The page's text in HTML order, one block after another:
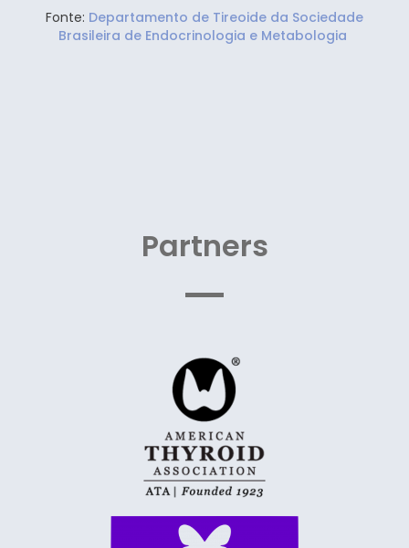
Fonte: Departamento de Tireoide da Sociedade
Brasileira de Endocrinologia e Metabologia
Partners